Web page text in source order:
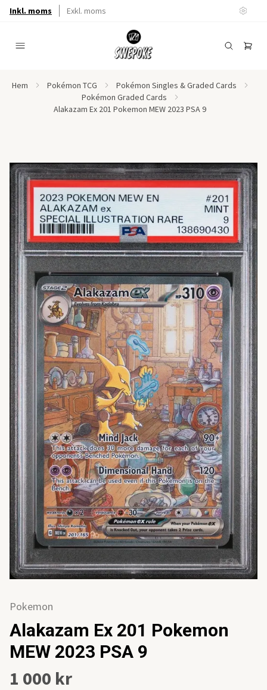
Inkl. moms Exkl. moms
Hem Pokémon TCG
Pokémon Singles & Graded Cards
Pokémon Graded Cards
Alakazam Ex 201 Pokemon MEW 2023 PSA 9
Pokemon
Alakazam Ex 201 Pokemon
MEW 2023 PSA 9
1 000 kr